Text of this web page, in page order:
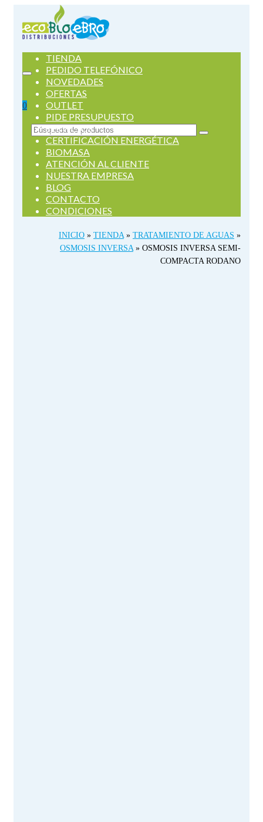
0
Buscar
por:
TIENDA
PEDIDO TELEFÓNICO
NOVEDADES
OFERTAS
OUTLET
PIDE PRESUPUESTO
SERVICIOS
CERTIFICACIÓN ENERGÉTICA
BIOMASA
ATENCIÓN AL CLIENTE
NUESTRA EMPRESA
BLOG
CONTACTO
CONDICIONES
INICIO » TIENDA » TRATAMIENTO DE AGUAS »
OSMOSIS INVERSA » OSMOSIS INVERSA SEMI-
COMPACTA RODANO